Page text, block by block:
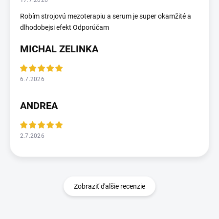
Robím strojovú mezoterapiu a serum je super okamžité a
dlhodobejsi efekt Odporúčam
MICHAL ZELINKA
6.7.2026
ANDREA
2.7.2026
Zobraziť ďalšie recenzie